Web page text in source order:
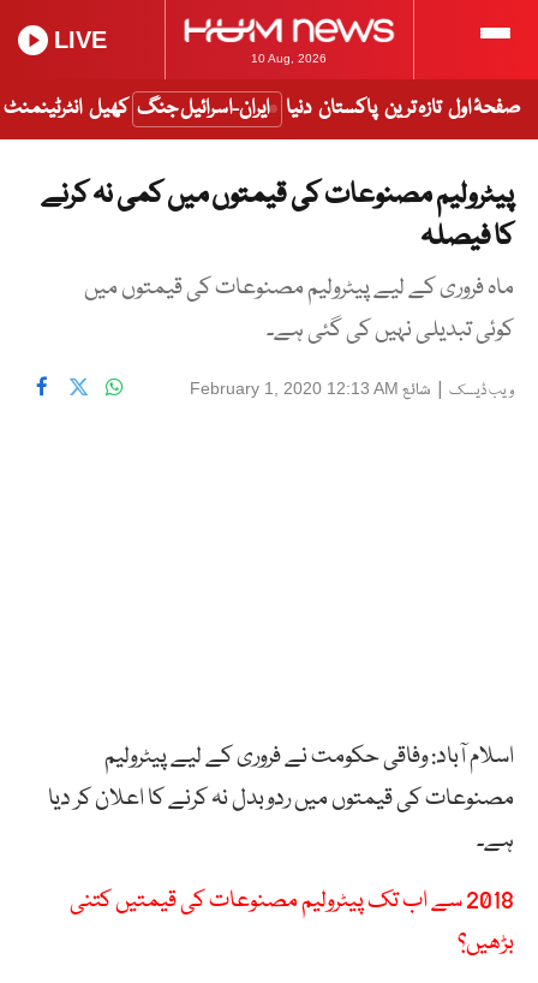
10 Aug, 2026
LIVE
صفحۂ اول تازہ ترین پاکستان دنیا ایران-اسرائیل جنگ کھیل انٹرٹینمنٹ
پیٹرولیم مصنوعات کی قیمتوں میں کمی نہ کرنے
کا فیصلہ
ماہ فروری کے لیے پیٹرولیم مصنوعات کی قیمتوں میں
کوئی تبدیلی نہیں کی گئی ہے۔
ویب ڈیسک | شائع February 1, 2020 12:13 AM
اسلام آباد: وفاقی حکومت نے فروری کے لیے پیٹرولیم
مصنوعات کی قیمتوں میں ردوبدل نہ کرنے کا اعلان کر دیا
ہے۔
2018 سے اب تک پیٹرولیم مصنوعات کی قیمتیں کتنی
بڑھیں؟